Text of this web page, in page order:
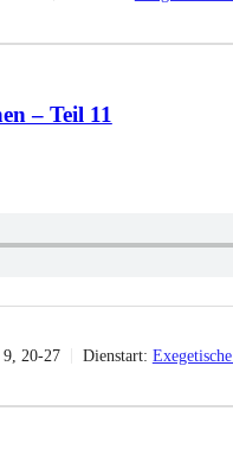
– Teil 11
20-27 Dienstart: